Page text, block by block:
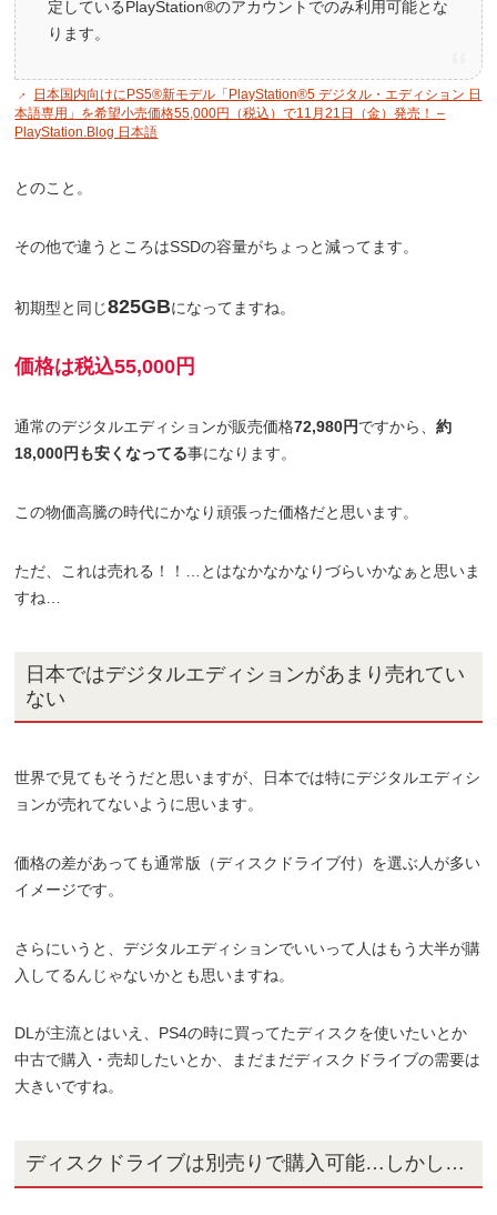
定しているPlayStation®のアカウントでのみ利用可能とな
ります。
日本国内向けにPS5®新モデル「PlayStation®5 デジタル・エディション 日
本語専用」を希望小売価格55,000円（税込）で11月21日（金）発売！ –
PlayStation.Blog 日本語
とのこと。
その他で違うところはSSDの容量がちょっと減ってます。
初期型と同じ825GBになってますね。
価格は税込55,000円
通常のデジタルエディションが販売価格72,980円ですから、約
18,000円も安くなってる事になります。
この物価高騰の時代にかなり頑張った価格だと思います。
ただ、これは売れる！！…とはなかなかなりづらいかなぁと思いま
すね…
日本ではデジタルエディションがあまり売れてい
ない
世界で見てもそうだと思いますが、日本では特にデジタルエディシ
ョンが売れてないように思います。
価格の差があっても通常版（ディスクドライブ付）を選ぶ人が多い
イメージです。
さらにいうと、デジタルエディションでいいって人はもう大半が購
入してるんじゃないかとも思いますね。
DLが主流とはいえ、PS4の時に買ってたディスクを使いたいとか
中古で購入・売却したいとか、まだまだディスクドライブの需要は
大きいですね。
ディスクドライブは別売りで購入可能…しかし…